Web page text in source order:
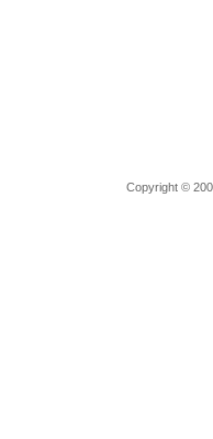
Copyright ©